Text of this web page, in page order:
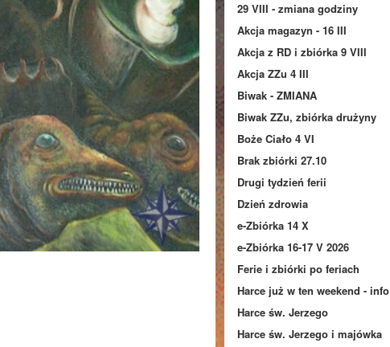
29 VIII - zmiana godziny
Akcja magazyn - 16 III
Akcja z RD i zbiórka 9 VIII
Akcja ZZu 4 III
Biwak - ZMIANA
Biwak ZZu, zbiórka drużyny
Boże Ciało 4 VI
Brak zbiórki 27.10
Drugi tydzień ferii
Dzień zdrowia
e-Zbiórka 14 X
e-Zbiórka 16-17 V 2026
Ferie i zbiórki po feriach
Harce już w ten weekend - info
Harce św. Jerzego
Harce św. Jerzego i majówka